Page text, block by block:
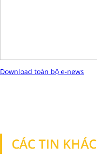
Download toàn bộ e-news
CÁC TIN KHÁC